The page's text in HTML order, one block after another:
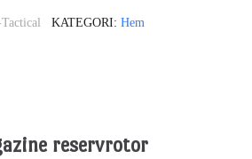
KATEGORI Hem
reservrotor